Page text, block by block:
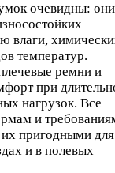
очевидны: они
влаги,
температур.
ремни и
при
нагрузок. Все
и
пригодными для
и в полевых